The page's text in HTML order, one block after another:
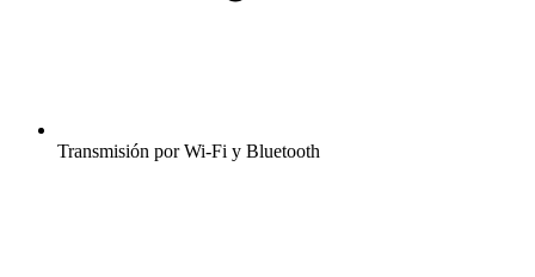
Transmisión por Wi-Fi y Bluetooth